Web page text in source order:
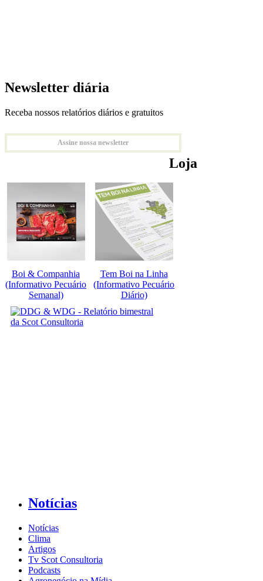
Newsletter diária
Receba nossos relatórios diários e gratuitos
Assine nossa newsletter
Loja
Boi & Companhia
(Informativo Pecuário
Semanal)
Tem Boi na Linha
(Informativo Pecuário
Diário)
Notícias
Notícias
Clima
Artigos
Tv Scot Consultoria
Podcasts